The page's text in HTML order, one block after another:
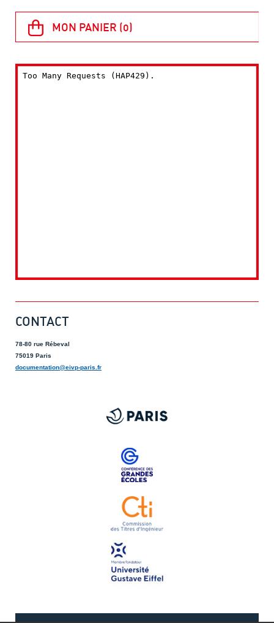
CONTACT
78-80 rue Rébeval
75019 Paris
documentation@eivp-paris.fr